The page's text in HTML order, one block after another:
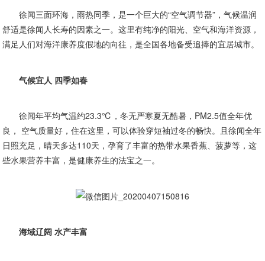
徐闻三面环海，雨热同季，是一个巨大的“空气调节器”，气候温润
舒适是徐闻人长寿的因素之一。这里有纯净的阳光、空气和海洋资源，
满足人们对海洋康养度假地的向往，是全国各地备受追捧的宜居城市。
气候宜人 四季如春
徐闻年平均气温约23.3℃，冬无严寒夏无酷暑，PM2.5值全年优
良， 空气质量好，住在这里，可以体验穿短袖过冬的畅快。且徐闻全年
日照充足，晴天多达110天，孕育了丰富的热带水果香蕉、菠萝等，这
些水果营养丰富，是健康养生的法宝之一。
海域辽阔 水产丰富